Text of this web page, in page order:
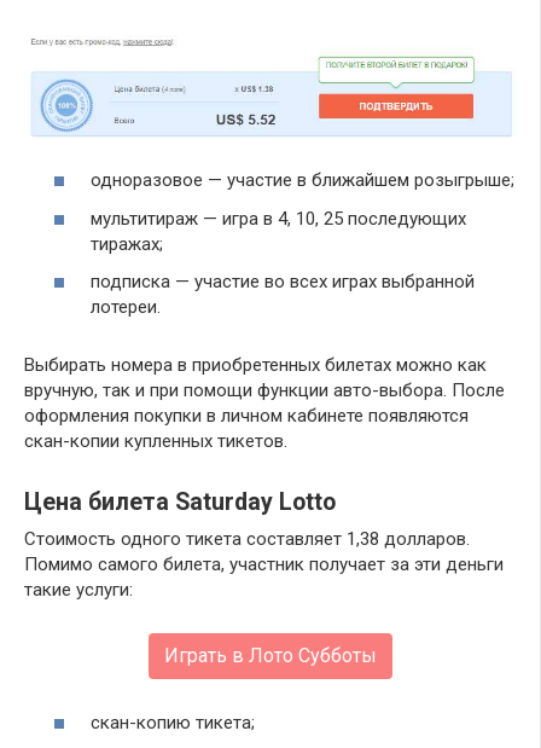
одноразовое — участие в ближайшем розыгрыше;
мультитираж — игра в 4, 10, 25 последующих
тиражах;
подписка — участие во всех играх выбранной
лотереи.
Выбирать номера в приобретенных билетах можно как
вручную, так и при помощи функции авто-выбора. После
оформления покупки в личном кабинете появляются
скан-копии купленных тикетов.
Цена билета Saturday Lotto
Стоимость одного тикета составляет 1,38 долларов.
Помимо самого билета, участник получает за эти деньги
такие услуги:
Играть в Лото Субботы
скан-копию тикета;